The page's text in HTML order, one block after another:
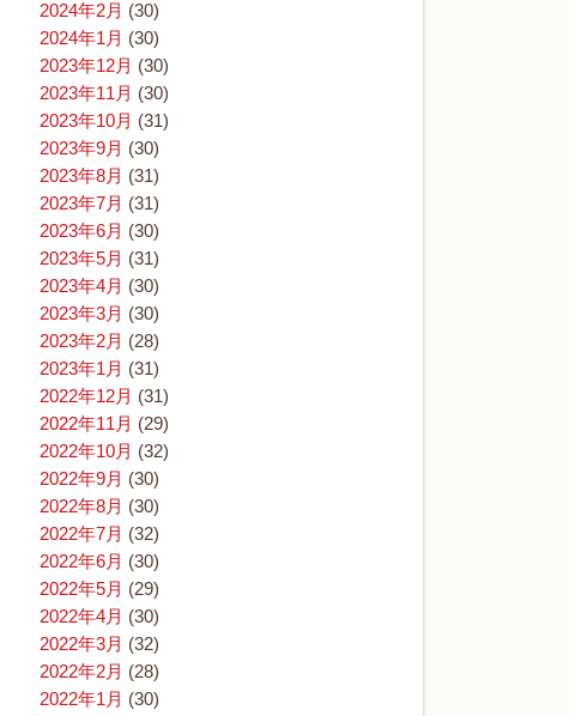
2024年2月 (30)
2024年1月 (30)
2023年12月 (30)
2023年11月 (30)
2023年10月 (31)
2023年9月 (30)
2023年8月 (31)
2023年7月 (31)
2023年6月 (30)
2023年5月 (31)
2023年4月 (30)
2023年3月 (30)
2023年2月 (28)
2023年1月 (31)
2022年12月 (31)
2022年11月 (29)
2022年10月 (32)
2022年9月 (30)
2022年8月 (30)
2022年7月 (32)
2022年6月 (30)
2022年5月 (29)
2022年4月 (30)
2022年3月 (32)
2022年2月 (28)
2022年1月 (30)